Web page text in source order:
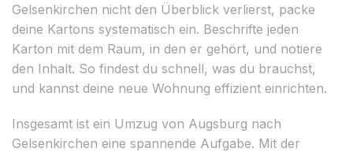
Gelsenkirchen nicht den Überblick verlierst, packe
deine Kartons systematisch ein. Beschrifte jeden
Karton mit dem Raum, in den er gehört, und notiere
den Inhalt. So findest du schnell, was du brauchst,
und kannst deine neue Wohnung effizient einrichten.
Insgesamt ist ein Umzug von Augsburg nach
Gelsenkirchen eine spannende Aufgabe. Mit der